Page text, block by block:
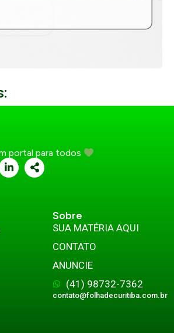
portal para todos
Sobre
SUA MATÉRIA AQUI
CONTATO
ANUNCIE
(41) 98732-7362
contato@folhadecuritiba.com.br